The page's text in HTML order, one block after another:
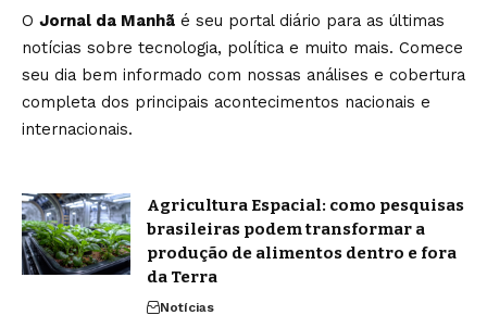
O Jornal da Manhã é seu portal diário para as últimas
notícias sobre tecnologia, política e muito mais. Comece
seu dia bem informado com nossas análises e cobertura
completa dos principais acontecimentos nacionais e
internacionais.
Agricultura Espacial: como pesquisas
brasileiras podem transformar a
produção de alimentos dentro e fora
da Terra
Notícias